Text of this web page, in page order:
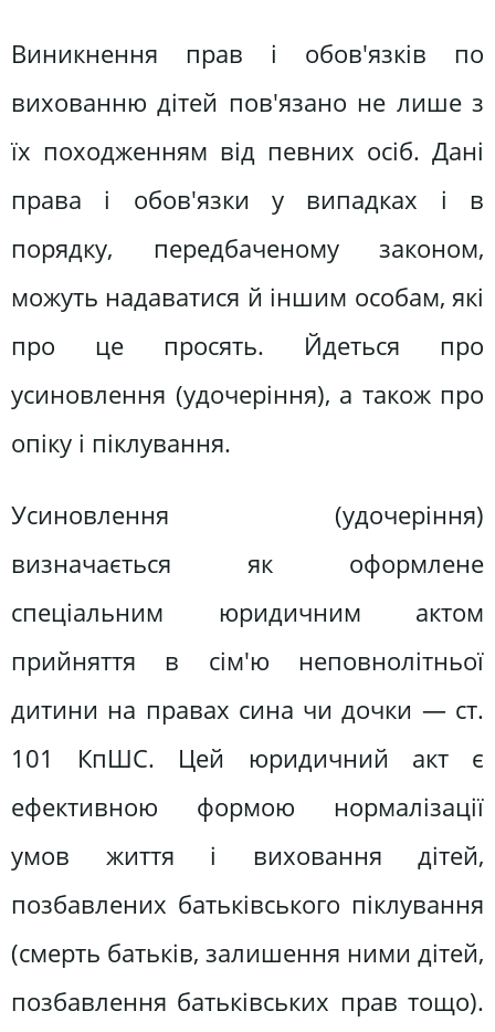
Виникнення прав і обов'язків по
вихованню дітей пов'язано не лише з
їх походженням від певних осіб. Дані
права і обов'язки у випадках і в
порядку, передбаченому законом,
можуть надаватися й іншим особам, які
про це просять. Йдеться про
усиновлення (удочеріння), а також про
опіку і піклування.
Усиновлення (удочеріння)
визначається як оформлене
спеціальним юридичним актом
прийняття в сім'ю неповнолітньої
дитини на правах сина чи дочки — ст.
101 КпШС. Цей юридичний акт є
ефективною формою нормалізації
умов життя і виховання дітей,
позбавлених батьківського піклування
(смерть батьків, залишення ними дітей,
позбавлення батьківських прав тощо).